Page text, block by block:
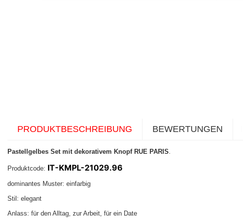
PRODUKTBESCHREIBUNG BEWERTUNGEN
Pastellgelbes Set mit dekorativem Knopf RUE PARIS.
Produktcode: IT-KMPL-21029.96
dominantes Muster: einfarbig
Stil: elegant
Anlass: für den Alltag, zur Arbeit, für ein Date